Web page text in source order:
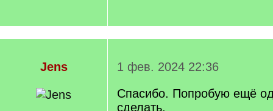
Jens
1 фев. 2024 22:36
Спасибо. Попробую ещё
сделать.